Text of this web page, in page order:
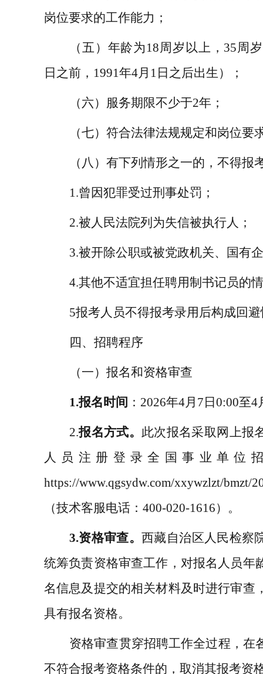
岗位要求的工作能力 ；
（五）年龄为 18周岁以上， 35周
日之前， 1991年4月 1 日之后出生）；
（六）服务期限不少于2年 ；
（七） 符合法律法规规定和岗位要
（八）有下列情形之一的，不得报
1.曾因犯罪受过刑事处罚；
2.被人民法院列为失信被执行人；
3.被开除公职或被党政机关、国有
4.其他不适宜担任聘用制书记员的
5报考人员不得报考录用后构成回
四、招聘程序
（一）报名和资格审查
1.报名时间 ： 2026年4月 7 日 0:00至4
2.报名方式。 此次报名采取网上报
人员注册登录全国事业单位
https://www.qgsydw.com/xxywzlzt/bmzt/
（技术客服电话： 400-020-1616）。
3.资格审查。西藏自治区人民检察
统筹负责资格审查工作， 对报名人员年
名信息及提交的相关材料及时进行审查
具有报名资格。
资格审查贯穿招聘工作全过程 ， 在
不符合报考资格条件的，取消其报考资